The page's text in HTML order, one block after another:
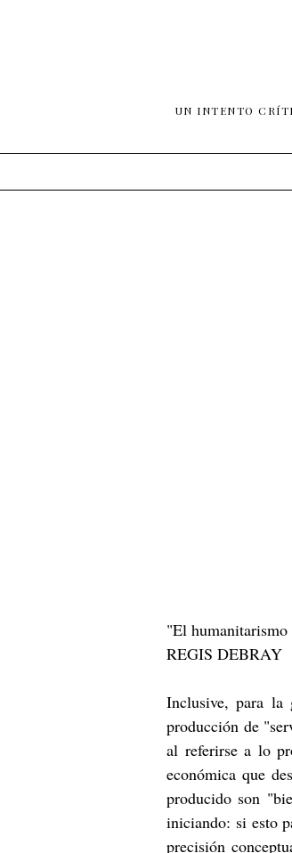
UN INTENTO
"El humanitarismo
REGIS DEBRAY
Inclusive, para la
producción de
al referirse a lo
económica que
producido son
iniciando: si esto
precisión